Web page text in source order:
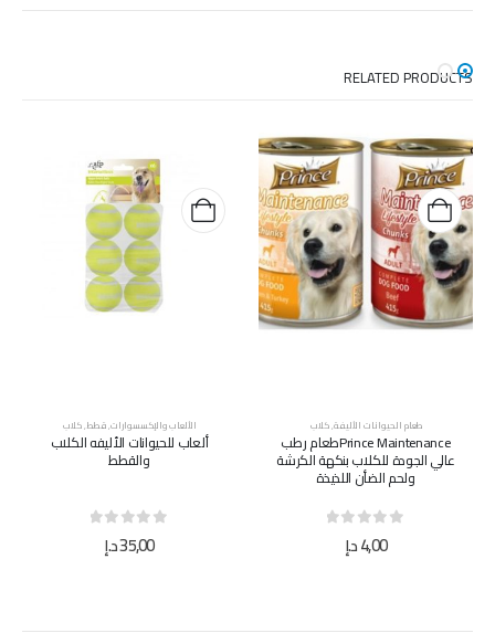
RELATED PRODUCTS
طعام الحيوانات الأليفة,كلاب
Prince Maintenanceطعام رطب
عالي الجودة للكلاب بنكهة الكرشة
ولحم الضأن اللذيذة
4,00د.إ
الألعاب والإكسسوارات,قطط,كلاب
ألعاب للحيوانات الأليفه الكلاب
والقطط
35,00د.إ